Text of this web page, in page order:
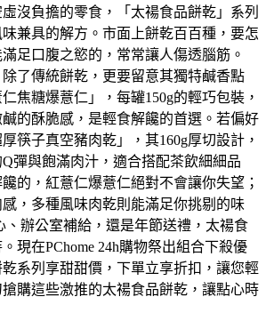
沒負擔的零食，「太禓食品餅乾」系列
兼具的解方。市面上餅乾百百種，要怎
足口腹之慾的，常常讓人傷透腦筋。
了傳統餅乾，更要留意其獨特鹹香點
焦糖爆薏仁」，每罐150g的輕巧包裝，
的酥脆感，是輕食解饞的首選。若偏好
筷子真空豬肉乾」，其160g厚切設計，
彈與飽滿肉汁，適合搭配茶飲細細品
的，紅薏仁爆薏仁絕對不會讓你失望；
，多種風味肉乾則能滿足你挑剔的味
、辦公室補給，還是年節送禮，太禓食
現在PChome 24h購物祭出組合下殺優
系列享甜甜價，下單立享折扣，讓您輕
購這些激推的太禓食品餅乾，讓點心時